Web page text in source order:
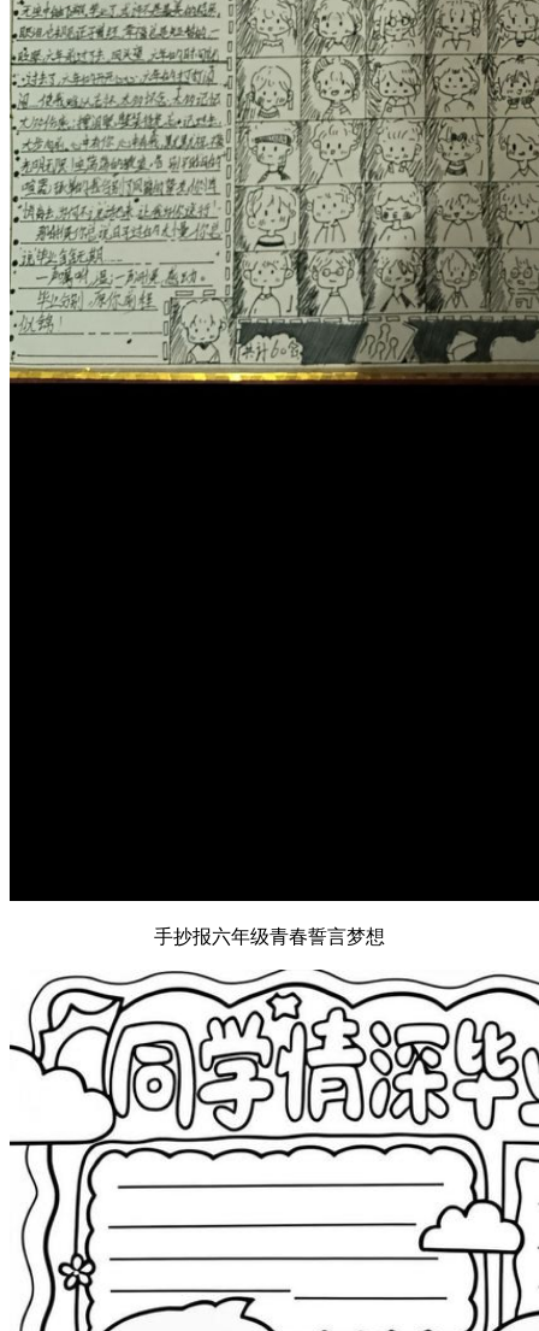
手抄报六年级青春誓言梦想